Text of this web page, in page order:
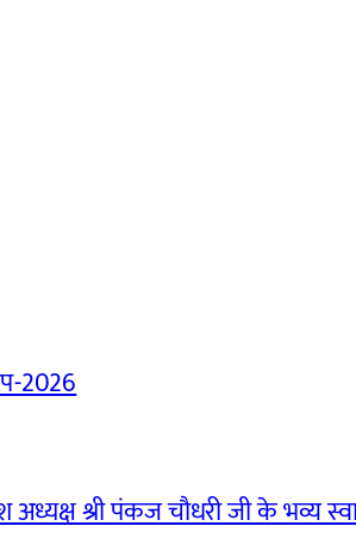
2026
अध्यक्ष श्री पंकज चौधरी जी के भव्य